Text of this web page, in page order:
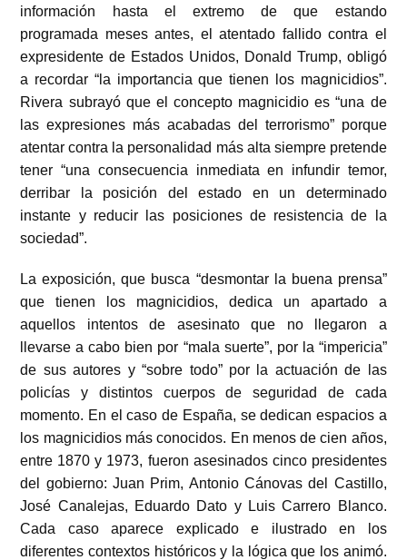
información hasta el extremo de que estando
programada meses antes, el atentado fallido contra el
expresidente de Estados Unidos, Donald Trump, obligó
a recordar “la importancia que tienen los magnicidios”.
Rivera subrayó que el concepto magnicidio es “una de
las expresiones más acabadas del terrorismo” porque
atentar contra la personalidad más alta siempre pretende
tener “una consecuencia inmediata en infundir temor,
derribar la posición del estado en un determinado
instante y reducir las posiciones de resistencia de la
sociedad”.
La exposición, que busca “desmontar la buena prensa”
que tienen los magnicidios, dedica un apartado a
aquellos intentos de asesinato que no llegaron a
llevarse a cabo bien por “mala suerte”, por la “impericia”
de sus autores y “sobre todo” por la actuación de las
policías y distintos cuerpos de seguridad de cada
momento. En el caso de España, se dedican espacios a
los magnicidios más conocidos. En menos de cien años,
entre 1870 y 1973, fueron asesinados cinco presidentes
del gobierno: Juan Prim, Antonio Cánovas del Castillo,
José Canalejas, Eduardo Dato y Luis Carrero Blanco.
Cada caso aparece explicado e ilustrado en los
diferentes contextos históricos y la lógica que los animó.